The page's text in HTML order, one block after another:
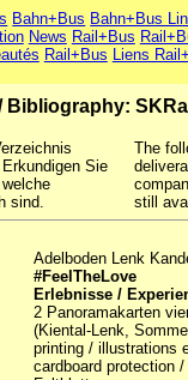
Bahn+Bus Bahn+Bus
News Rail+Bus
Rail+Bus Liens
Bibliography: SKRa
Sie
sind.
The
still
Adelboden Lenk
#FeelTheLove
Erlebnisse /
2 Panoramakarten
(Kiental-Lenk,
printing / illustrations
cardboard protection